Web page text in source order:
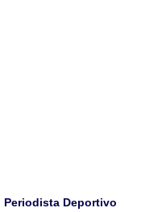
Periodista Deportivo